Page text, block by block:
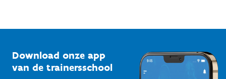
Bedrijven
Vlaamse Trainersschool
Kennisplatform
Downloads
Download onze app
van de trainersschool